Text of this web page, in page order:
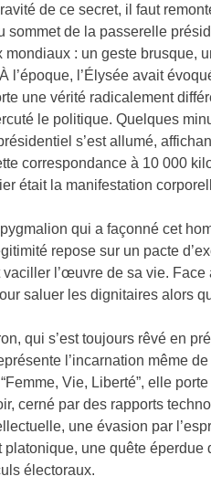
de ce secret, il faut
sommet de la passerelle
mondiaux : un geste brusque,
l’époque, l’Élysée avait
une vérité radicalement
le politique. Quelques
s’est allumé,
correspondance à 10 000
était la manifestation
qui a façonné cet
repose sur un pacte
vaciller l’œuvre de sa vie.
saluer les dignitaires alors
qui s’est toujours rêvé en
l’incarnation même
Vie, Liberté”, elle
cerné par des rapports
une évasion par
platonique, une quête
électoraux.